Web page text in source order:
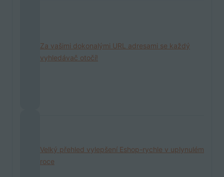
Za vašimi dokonalými URL adresami se každý
vyhledávač otočí!
Velký přehled vylepšení Eshop-rychle v uplynulém
roce